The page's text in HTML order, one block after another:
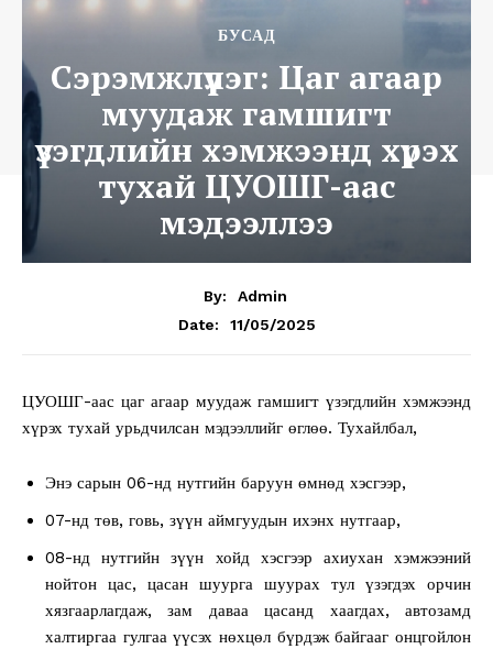
БУСАД
Сэрэмжлүүлэг: Цаг агаар
муудаж гамшигт
үзэгдлийн хэмжээнд хүрэх
тухай ЦУОШГ-аас
мэдээллээ
By:
Admin
Date:
11/05/2025
ЦУОШГ-аас цаг агаар муудаж гамшигт үзэгдлийн хэмжээнд
хүрэх тухай урьдчилсан мэдээллийг өглөө. Тухайлбал,
Энэ сарын 06-нд нутгийн баруун өмнөд хэсгээр,
07-нд төв, говь, зүүн аймгуудын ихэнх нутгаар,
08-нд нутгийн зүүн хойд хэсгээр ахиухан хэмжээний
нойтон цас, цасан шуурга шуурах тул үзэгдэх орчин
хязгаарлагдаж, зам даваа цасанд хаагдах, автозамд
халтиргаа гулгаа үүсэх нөхцөл бүрдэж байгааг онцгойлон